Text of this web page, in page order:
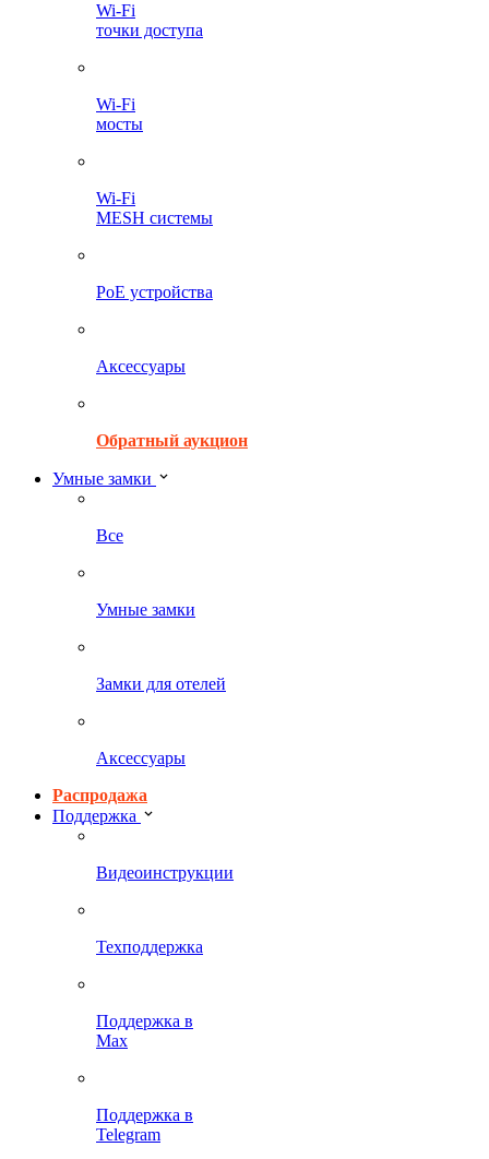
Wi-Fi
точки доступа
Wi-Fi
мосты
Wi-Fi
MESH системы
PoE устройства
Аксессуары
Обратный аукцион
Умные замки
Все
Умные замки
Замки для отелей
Аксессуары
Распродажа
Поддержка
Видеоинструкции
Техподдержка
Поддержка в
Max
Поддержка в
Telegram